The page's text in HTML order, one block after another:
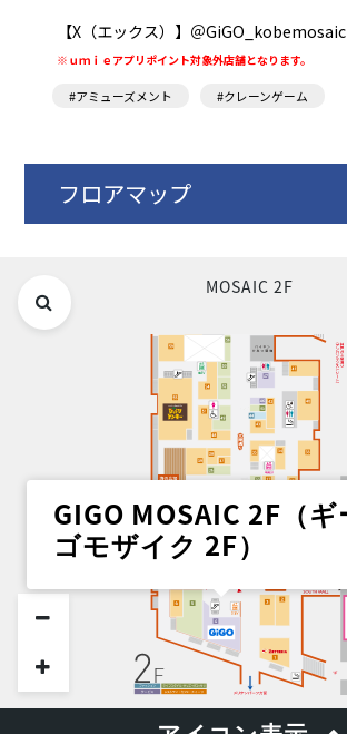
【X（エックス）】＠GiGO_kobemosaic
※ｕｍｉｅアプリポイント対象外店舗となります。
#アミューズメント #クレーンゲーム
フロアマップ